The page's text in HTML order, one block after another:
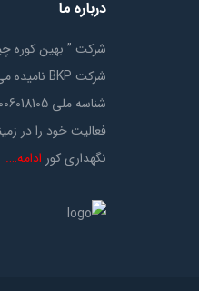
درباره ما
شرکت ” بهین کوره
فعالیت خود را در
نگهداری کور ادامه….